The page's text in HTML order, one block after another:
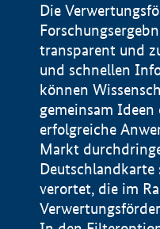
Die
transparent und
und schnellen
können
gemeinsam
erfolgreiche
Markt
verortet, die im